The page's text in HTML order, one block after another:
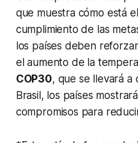
que muestra cómo está
cumplimiento de las
los países deben
el aumento de la
COP30, que se llevará a
Brasil, los países
compromisos para